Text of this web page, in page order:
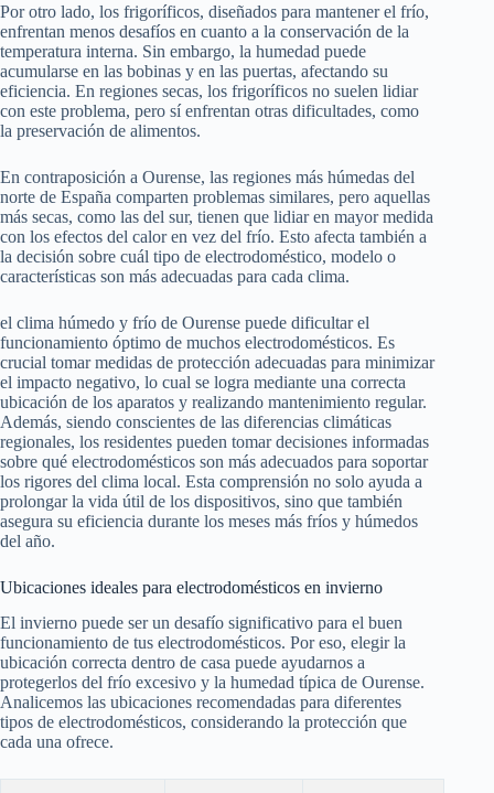
Por otro lado, los frigoríficos, diseñados para mantener el frío,
enfrentan menos desafíos en cuanto a la conservación de la
temperatura interna. Sin embargo, la humedad puede
acumularse en las bobinas y en las puertas, afectando su
eficiencia. En regiones secas, los frigoríficos no suelen lidiar
con este problema, pero sí enfrentan otras dificultades, como
la preservación de alimentos.
En contraposición a Ourense, las regiones más húmedas del
norte de España comparten problemas similares, pero aquellas
más secas, como las del sur, tienen que lidiar en mayor medida
con los efectos del calor en vez del frío. Esto afecta también a
la decisión sobre cuál tipo de electrodoméstico, modelo o
características son más adecuadas para cada clima.
el clima húmedo y frío de Ourense puede dificultar el
funcionamiento óptimo de muchos electrodomésticos. Es
crucial tomar medidas de protección adecuadas para minimizar
el impacto negativo, lo cual se logra mediante una correcta
ubicación de los aparatos y realizando mantenimiento regular.
Además, siendo conscientes de las diferencias climáticas
regionales, los residentes pueden tomar decisiones informadas
sobre qué electrodomésticos son más adecuados para soportar
los rigores del clima local. Esta comprensión no solo ayuda a
prolongar la vida útil de los dispositivos, sino que también
asegura su eficiencia durante los meses más fríos y húmedos
del año.
Ubicaciones ideales para electrodomésticos en invierno
El invierno puede ser un desafío significativo para el buen
funcionamiento de tus electrodomésticos. Por eso, elegir la
ubicación correcta dentro de casa puede ayudarnos a
protegerlos del frío excesivo y la humedad típica de Ourense.
Analicemos las ubicaciones recomendadas para diferentes
tipos de electrodomésticos, considerando la protección que
cada una ofrece.